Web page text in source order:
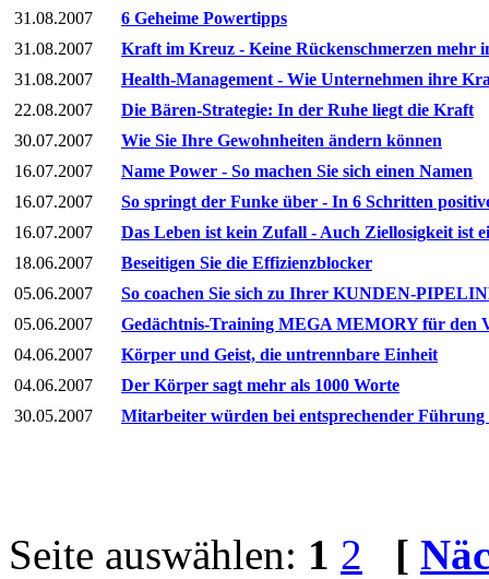
31.08.2007
6 Geheime Powertipps
31.08.2007
Kraft im Kreuz - Keine Rückenschmerzen mehr
31.08.2007
Health-Management - Wie Unternehmen ihre
22.08.2007
Die Bären-Strategie: In der Ruhe liegt die Kraft
30.07.2007
Wie Sie Ihre Gewohnheiten ändern können
16.07.2007
Name Power - So machen Sie sich einen Namen
16.07.2007
So springt der Funke über - In 6 Schritten
16.07.2007
Das Leben ist kein Zufall - Auch Ziellosigkeit ist
18.06.2007
Beseitigen Sie die Effizienzblocker
05.06.2007
So coachen Sie sich zu Ihrer KUNDEN-
05.06.2007
Gedächtnis-Training MEGA MEMORY für den
04.06.2007
Körper und Geist, die untrennbare Einheit
04.06.2007
Der Körper sagt mehr als 1000 Worte
30.05.2007
Mitarbeiter würden bei entsprechender
Seite auswählen: 1 2 [